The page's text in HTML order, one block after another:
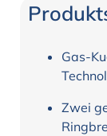
Gas-
Zwei